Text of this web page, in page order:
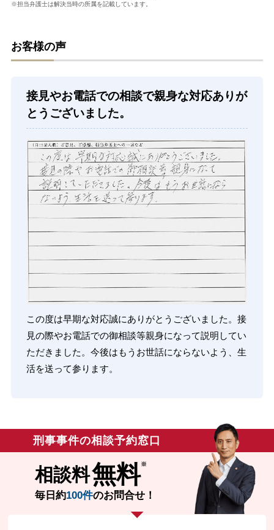
※担当弁護士は解決当時の所属を記載しています。
お客様の声
接見やお電話での相談で親身な対応ありが
とうございました。
この度は早期な対応誠にありがとうございました。接
見の際やお電話での御相談等親身になって説明してい
ただきました。今後はもうお世話にならないよう、生
活を送って参ります。
刑事事件の相談予約窓口
相談料無料
毎日約100件のお問合せ！